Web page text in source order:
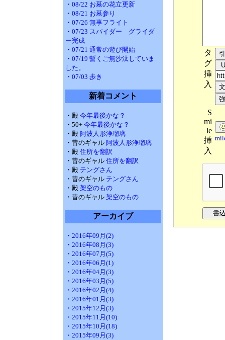
・08/22 お墓の花立更新
・08/21 お墓参り
・07/26 無事フライト
・07/23 スパイダー グライダ
ー完成
・07/21 通常の遊び開始
・07/19 暫くご無沙汰していま
した。
・07/03 歩き
新着コメント
・殿 今年最後かな？
・50+ 今年最後かな？
・殿 阿波人形浄瑠璃
・昔のギャル 阿波人形浄瑠璃
・殿 住所を翻訳
・昔のギャル 住所を翻訳
・殿 テングさん
・昔のギャル テングさん
・殿 架空のもの
・昔のギャル 架空のもの
アーカイブ
・2016年09月(2)
・2016年08月(3)
・2016年07月(5)
・2016年06月(1)
・2016年04月(3)
・2016年03月(5)
・2016年02月(4)
・2016年01月(3)
・2015年12月(3)
・2015年11月(10)
・2015年10月(18)
・2015年09月(3)
タ
グ
挿
入
S
mi
le
挿
入